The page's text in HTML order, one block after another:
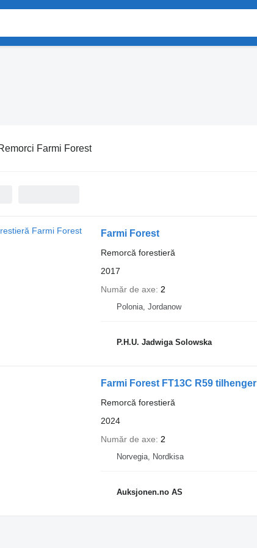
Farmi Forest
Farmi Forest
Remorcă forestieră
2017
Număr de axe
2
Polonia, Jordanow
P.H.U. Jadwiga Solowska
Farmi Forest FT13C R59 tilhenger
Remorcă forestieră
2024
Număr de axe
2
Norvegia, Nordkisa
Auksjonen.no AS